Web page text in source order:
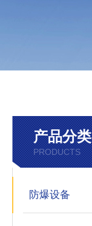
产品分类
PRODUCTS
防爆设备